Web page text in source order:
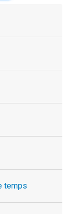
temps